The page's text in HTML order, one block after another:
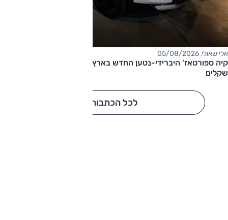
אלי שאולי, 05/08/2026
שקלים
לכל הכתבות